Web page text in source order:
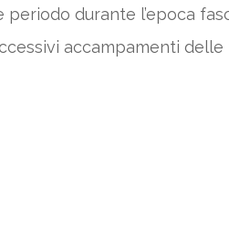
durante l’epoca
accampamenti